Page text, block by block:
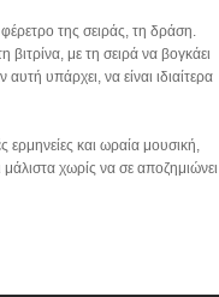
της σειράς, τη δράση.
με τη σειρά να βογκάει
υπάρχει, να είναι ιδιαίτερα
ερμηνείες και ωραία μουσική,
μάλιστα χωρίς να σε αποζημιώνει